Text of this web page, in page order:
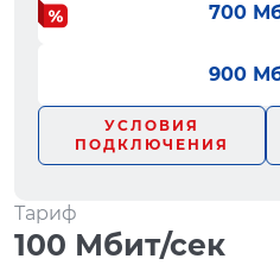
700
900
УСЛОВИЯ
ПОДКЛЮЧЕНИЯ
Тариф
100 Мбит/сек